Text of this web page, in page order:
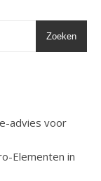
Zoeken
advies voor
Elementen in